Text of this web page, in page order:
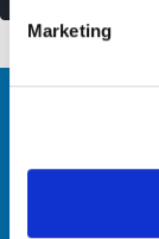
Marketing